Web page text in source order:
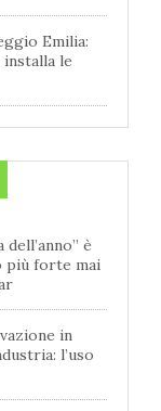
Emilia:
le
è
più forte mai
in
l’uso